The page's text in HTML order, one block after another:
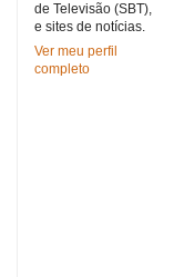
de Televisão (SBT),
e sites de notícias.
Ver meu perfil
completo